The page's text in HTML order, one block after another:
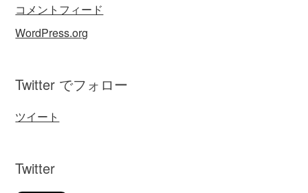
コメントフィード
WordPress.org
Twitter でフォロー
ツイート
Twitter